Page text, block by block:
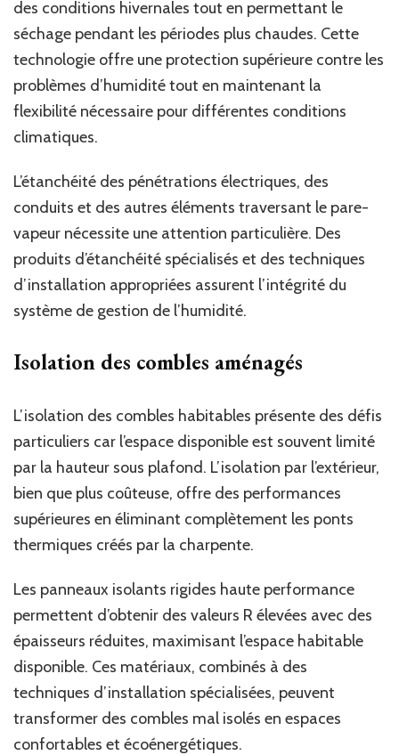
des conditions hivernales tout en permettant le
séchage pendant les périodes plus chaudes. Cette
technologie offre une protection supérieure contre les
problèmes d’humidité tout en maintenant la
flexibilité nécessaire pour différentes conditions
climatiques.
L’étanchéité des pénétrations électriques, des
conduits et des autres éléments traversant le pare-
vapeur nécessite une attention particulière. Des
produits d’étanchéité spécialisés et des techniques
d’installation appropriées assurent l’intégrité du
système de gestion de l’humidité.
Isolation des combles aménagés
L’isolation des combles habitables présente des défis
particuliers car l’espace disponible est souvent limité
par la hauteur sous plafond. L’isolation par l’extérieur,
bien que plus coûteuse, offre des performances
supérieures en éliminant complètement les ponts
thermiques créés par la charpente.
Les panneaux isolants rigides haute performance
permettent d’obtenir des valeurs R élevées avec des
épaisseurs réduites, maximisant l’espace habitable
disponible. Ces matériaux, combinés à des
techniques d’installation spécialisées, peuvent
transformer des combles mal isolés en espaces
confortables et écoénergétiques.